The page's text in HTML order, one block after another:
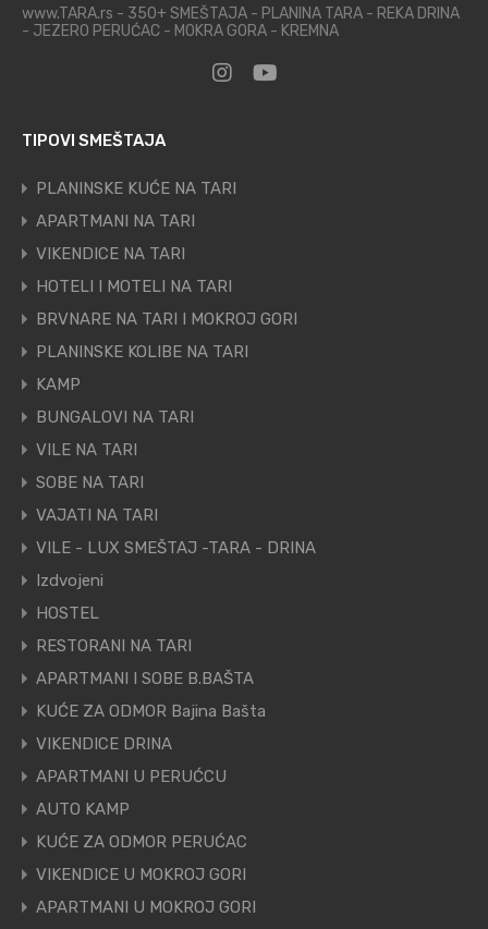
www.TARA.rs - 350+ SMEŠTAJA - PLANINA TARA - REKA DRINA
- JEZERO PERUĆAC - MOKRA GORA - KREMNA
TIPOVI SMEŠTAJA
PLANINSKE KUĆE NA TARI
APARTMANI NA TARI
VIKENDICE NA TARI
HOTELI I MOTELI NA TARI
BRVNARE NA TARI I MOKROJ GORI
PLANINSKE KOLIBE NA TARI
KAMP
BUNGALOVI NA TARI
VILE NA TARI
SOBE NA TARI
VAJATI NA TARI
VILE - LUX SMEŠTAJ -TARA - DRINA
Izdvojeni
HOSTEL
RESTORANI NA TARI
APARTMANI I SOBE B.BAŠTA
KUĆE ZA ODMOR Bajina Bašta
VIKENDICE DRINA
APARTMANI U PERUĆCU
AUTO KAMP
KUĆE ZA ODMOR PERUĆAC
VIKENDICE U MOKROJ GORI
APARTMANI U MOKROJ GORI